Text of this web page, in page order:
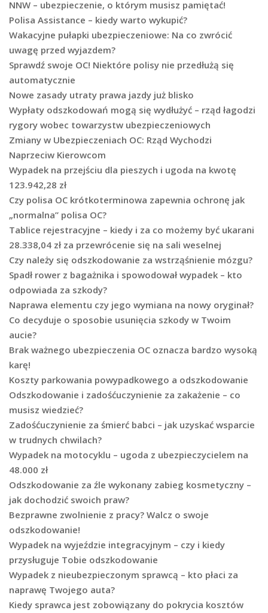
NNW – ubezpieczenie, o którym musisz pamiętać!
Polisa Assistance – kiedy warto wykupić?
Wakacyjne pułapki ubezpieczeniowe: Na co zwrócić
uwagę przed wyjazdem?
Sprawdź swoje OC! Niektóre polisy nie przedłużą się
automatycznie
Nowe zasady utraty prawa jazdy już blisko
Wypłaty odszkodowań mogą się wydłużyć – rząd łagodzi
rygory wobec towarzystw ubezpieczeniowych
Zmiany w Ubezpieczeniach OC: Rząd Wychodzi
Naprzeciw Kierowcom
Wypadek na przejściu dla pieszych i ugoda na kwotę
123.942,28 zł
Czy polisa OC krótkoterminowa zapewnia ochronę jak
„normalna” polisa OC?
Tablice rejestracyjne – kiedy i za co możemy być ukarani
28.338,04 zł za przewrócenie się na sali weselnej
Czy należy się odszkodowanie za wstrząśnienie mózgu?
Spadł rower z bagażnika i spowodował wypadek – kto
odpowiada za szkody?
Naprawa elementu czy jego wymiana na nowy oryginał?
Co decyduje o sposobie usunięcia szkody w Twoim
aucie?
Brak ważnego ubezpieczenia OC oznacza bardzo wysoką
karę!
Koszty parkowania powypadkowego a odszkodowanie
Odszkodowanie i zadośćuczynienie za zakażenie – co
musisz wiedzieć?
Zadośćuczynienie za śmierć babci – jak uzyskać wsparcie
w trudnych chwilach?
Wypadek na motocyklu – ugoda z ubezpieczycielem na
48.000 zł
Odszkodowanie za źle wykonany zabieg kosmetyczny –
jak dochodzić swoich praw?
Bezprawne zwolnienie z pracy? Walcz o swoje
odszkodowanie!
Wypadek na wyjeździe integracyjnym – czy i kiedy
przysługuje Tobie odszkodowanie
Wypadek z nieubezpieczonym sprawcą – kto płaci za
naprawę Twojego auta?
Kiedy sprawca jest zobowiązany do pokrycia kosztów